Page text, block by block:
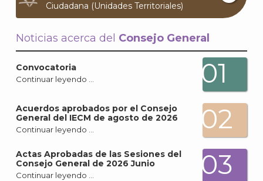
Ciudadana (Unidades Territoriales)
Noticias acerca del Consejo General
Convocatoria
Continuar leyendo … 01
Acuerdos aprobados por el Consejo
General del IECM de agosto de 2026
Continuar leyendo … 02
Actas Aprobadas de las Sesiones del
Consejo General de 2026 Junio
Continuar leyendo … 03